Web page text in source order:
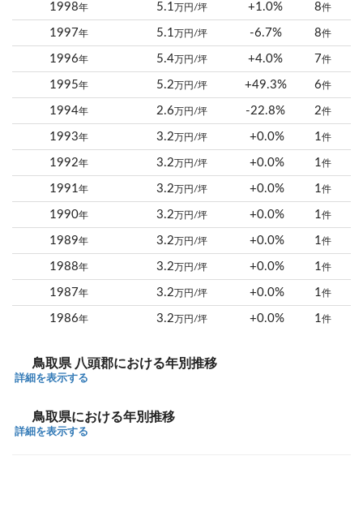
1998年 5.1 万円/坪 +1.0% 8件
1997年 5.1 万円/坪 -6.7% 8件
1996年 5.4 万円/坪 +4.0% 7件
1995年 5.2 万円/坪 +49.3% 6件
1994年 2.6 万円/坪 -22.8% 2件
1993年 3.2 万円/坪 +0.0% 1件
1992年 3.2 万円/坪 +0.0% 1件
1991年 3.2 万円/坪 +0.0% 1件
1990年 3.2 万円/坪 +0.0% 1件
1989年 3.2 万円/坪 +0.0% 1件
1988年 3.2 万円/坪 +0.0% 1件
1987年 3.2 万円/坪 +0.0% 1件
1986年 3.2 万円/坪 +0.0% 1件
鳥取県 八頭郡における年別推移
詳細を表示する
鳥取県における年別推移
詳細を表示する